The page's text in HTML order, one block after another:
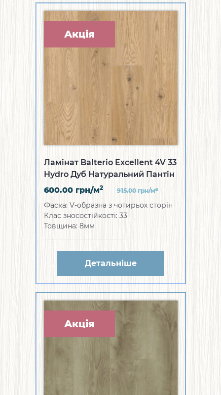
Акція
Ламінат Balterio Excellent 4V 33
Hydro Дуб Натуральний Пантін
600.00 грн/м2 915.00грн/м2
Фаска: V-образна з чотирьох сторін
Клас зносостійкості: 33
Товщина: 8мм
Детальніше
Акція